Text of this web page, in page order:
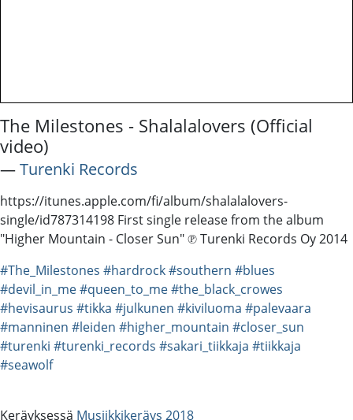
The Milestones - Shalalalovers (Official
video)
―Turenki Records
https://itunes.apple.com/fi/album/shalalalovers-
single/id787314198 First single release from the album
"Higher Mountain - Closer Sun" ℗ Turenki Records Oy 2014
#The_Milestones #hardrock#southern #blues
#devil_in_me#queen_to_me#the_black_crowes
#hevisaurus #tikka #julkunen #kiviluoma #palevaara
#manninen #leiden #higher_mountain #closer_sun
#turenki #turenki_records #sakari_tiikkaja #tiikkaja
#seawolf
Keräyksessä Musiikkikeräys 2018